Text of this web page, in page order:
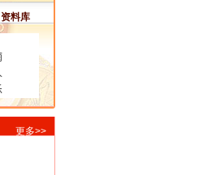
资料库
更多>>